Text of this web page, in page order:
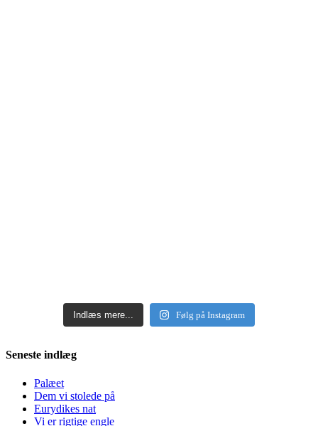
Indlæs mere... Følg på Instagram
Seneste indlæg
Palæet
Dem vi stolede på
Eurydikes nat
Vi er rigtige engle